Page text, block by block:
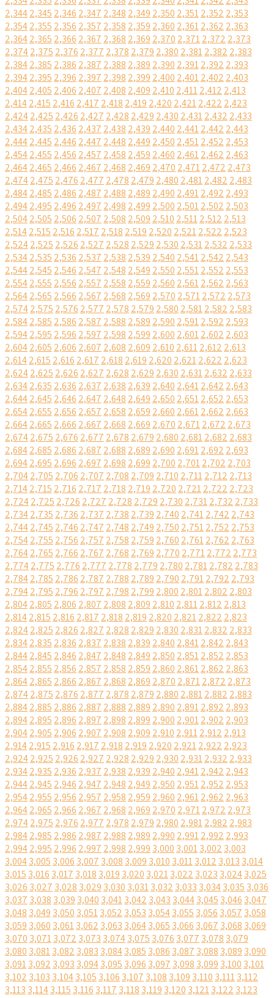
2,3442,345 2,346 2,347 2,348 2,349 2,350 2,3512,352 2,353
2,3542,355 2,356 2,357 2,358 2,359 2,360 2,3612,362 2,363
2,3642,365 2,366 2,367 2,368 2,369 2,370 2,3712,372 2,373
2,3742,375 2,376 2,377 2,378 2,379 2,380 2,3812,382 2,383
2,3842,385 2,386 2,387 2,388 2,389 2,390 2,3912,392 2,393
2,3942,395 2,396 2,397 2,398 2,399 2,400 2,4012,402 2,403
2,4042,405 2,406 2,407 2,408 2,409 2,410 2,4112,412 2,413
2,4142,415 2,416 2,417 2,418 2,419 2,420 2,4212,422 2,423
2,4242,425 2,426 2,427 2,428 2,429 2,430 2,4312,432 2,433
2,4342,435 2,436 2,437 2,438 2,439 2,440 2,4412,442 2,443
2,4442,445 2,446 2,447 2,448 2,449 2,450 2,4512,452 2,453
2,4542,455 2,456 2,457 2,458 2,459 2,460 2,4612,462 2,463
2,4642,465 2,466 2,467 2,468 2,469 2,470 2,4712,472 2,473
2,4742,475 2,476 2,477 2,478 2,479 2,480 2,4812,482 2,483
2,4842,485 2,486 2,487 2,488 2,489 2,490 2,4912,492 2,493
2,4942,495 2,496 2,497 2,498 2,499 2,500 2,5012,502 2,503
2,5042,505 2,506 2,507 2,508 2,509 2,510 2,5112,512 2,513
2,5142,515 2,516 2,517 2,518 2,519 2,520 2,5212,522 2,523
2,5242,525 2,526 2,527 2,528 2,529 2,530 2,5312,532 2,533
2,5342,535 2,536 2,537 2,538 2,539 2,540 2,5412,542 2,543
2,5442,545 2,546 2,547 2,548 2,549 2,550 2,5512,552 2,553
2,5542,555 2,556 2,557 2,558 2,559 2,560 2,5612,562 2,563
2,5642,565 2,566 2,567 2,568 2,569 2,570 2,5712,572 2,573
2,5742,575 2,576 2,577 2,578 2,579 2,580 2,5812,582 2,583
2,5842,585 2,586 2,587 2,588 2,589 2,590 2,5912,592 2,593
2,5942,595 2,596 2,597 2,598 2,599 2,600 2,6012,602 2,603
2,6042,605 2,606 2,607 2,608 2,609 2,610 2,6112,612 2,613
2,6142,615 2,616 2,617 2,618 2,619 2,620 2,6212,622 2,623
2,6242,625 2,626 2,627 2,628 2,629 2,630 2,6312,632 2,633
2,6342,635 2,636 2,637 2,638 2,639 2,640 2,6412,642 2,643
2,6442,645 2,646 2,647 2,648 2,649 2,650 2,6512,652 2,653
2,6542,655 2,656 2,657 2,658 2,659 2,660 2,6612,662 2,663
2,6642,665 2,666 2,667 2,668 2,669 2,670 2,6712,672 2,673
2,6742,675 2,676 2,677 2,678 2,679 2,680 2,6812,682 2,683
2,6842,685 2,686 2,687 2,688 2,689 2,690 2,6912,692 2,693
2,6942,695 2,696 2,697 2,698 2,699 2,700 2,7012,702 2,703
2,7042,705 2,706 2,707 2,708 2,709 2,710 2,7112,712 2,713
2,7142,715 2,716 2,717 2,718 2,719 2,720 2,7212,722 2,723
2,7242,725 2,726 2,727 2,728 2,729 2,730 2,7312,732 2,733
2,7342,735 2,736 2,737 2,738 2,739 2,740 2,7412,742 2,743
2,7442,745 2,746 2,747 2,748 2,749 2,750 2,7512,752 2,753
2,7542,755 2,756 2,757 2,758 2,759 2,760 2,7612,762 2,763
2,7642,765 2,766 2,767 2,768 2,769 2,770 2,7712,772 2,773
2,7742,775 2,776 2,777 2,778 2,779 2,780 2,7812,782 2,783
2,7842,785 2,786 2,787 2,788 2,789 2,790 2,7912,792 2,793
2,7942,795 2,796 2,797 2,798 2,799 2,800 2,8012,802 2,803
2,8042,805 2,806 2,807 2,808 2,809 2,810 2,8112,812 2,813
2,8142,815 2,816 2,817 2,818 2,819 2,820 2,8212,822 2,823
2,8242,825 2,826 2,827 2,828 2,829 2,830 2,8312,832 2,833
2,8342,835 2,836 2,837 2,838 2,839 2,840 2,8412,842 2,843
2,8442,845 2,846 2,847 2,848 2,849 2,850 2,8512,852 2,853
2,8542,855 2,856 2,857 2,858 2,859 2,860 2,8612,862 2,863
2,8642,865 2,866 2,867 2,868 2,869 2,870 2,8712,872 2,873
2,8742,875 2,876 2,877 2,878 2,879 2,880 2,8812,882 2,883
2,8842,885 2,886 2,887 2,888 2,889 2,890 2,8912,892 2,893
2,8942,895 2,896 2,897 2,898 2,899 2,900 2,9012,902 2,903
2,9042,905 2,906 2,907 2,908 2,909 2,910 2,9112,912 2,913
2,9142,915 2,916 2,917 2,918 2,919 2,920 2,9212,922 2,923
2,9242,925 2,926 2,927 2,928 2,929 2,930 2,9312,932 2,933
2,9342,935 2,936 2,937 2,938 2,939 2,940 2,9412,942 2,943
2,9442,945 2,946 2,947 2,948 2,949 2,950 2,9512,952 2,953
2,9542,955 2,956 2,957 2,958 2,959 2,960 2,9612,962 2,963
2,9642,965 2,966 2,967 2,968 2,969 2,970 2,9712,972 2,973
2,9742,975 2,976 2,977 2,978 2,979 2,980 2,9812,982 2,983
2,9842,985 2,986 2,987 2,988 2,989 2,990 2,9912,992 2,993
2,9942,995 2,996 2,997 2,998 2,999 3,000 3,0013,002 3,003
3,0043,005 3,006 3,007 3,008 3,009 3,010 3,0113,012 3,013 3,014
3,015 3,016 3,017 3,018 3,019 3,020 3,0213,022 3,023 3,0243,025
3,026 3,027 3,028 3,029 3,030 3,0313,032 3,033 3,0343,035 3,036
3,037 3,038 3,039 3,040 3,0413,042 3,043 3,0443,045 3,046 3,047
3,048 3,049 3,050 3,0513,052 3,053 3,0543,055 3,056 3,057 3,058
3,059 3,060 3,0613,062 3,063 3,0643,065 3,066 3,067 3,068 3,069
3,070 3,0713,072 3,073 3,0743,075 3,076 3,077 3,078 3,079
3,080 3,0813,082 3,083 3,0843,085 3,086 3,087 3,088 3,089 3,090
3,0913,092 3,093 3,0943,095 3,096 3,097 3,098 3,099 3,100 3,101
3,102 3,103 3,1043,105 3,106 3,107 3,108 3,109 3,110 3,1113,112
3,113 3,1143,115 3,116 3,117 3,118 3,119 3,120 3,1213,122 3,123